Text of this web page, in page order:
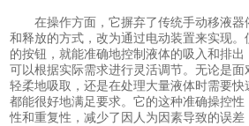
在操作方面，它摒弃了传统手动移液器
和释放的方式，改为通过电动装置来实现
的按钮，就能准确地控制液体的吸入和排
可以根据实际需求进行灵活调节。无论是
轻柔地吸取，还是在处理大量液体时需要
都能很好地满足要求。它的这种准确操控
性和重复性，减少了因人为因素导致的误